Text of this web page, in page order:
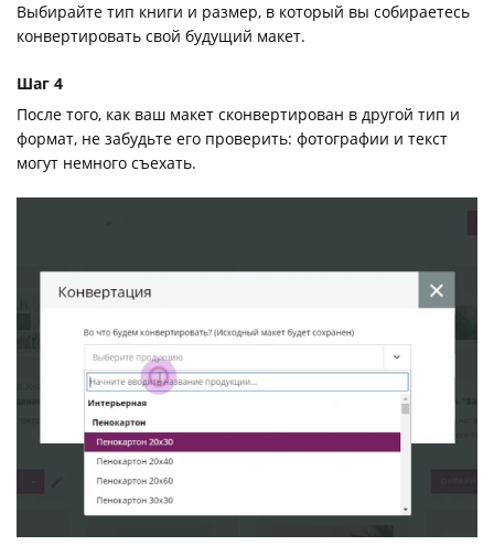
Выбирайте тип книги и размер, в который вы собираетесь
конвертировать свой будущий макет.
Шаг 4
После того, как ваш макет сконвертирован в другой тип и
формат, не забудьте его проверить: фотографии и текст
могут немного съехать.